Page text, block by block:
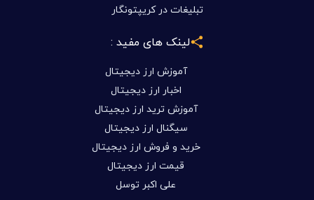
تبلیغات در کریپتونگار
لینک های مفید :
آموزش ارز دیجیتال
اخبار ارز دیجیتال
آموزش ترید ارز دیجیتال
سیگنال ارز دیجیتال
خرید و فروش ارز دیجیتال
قیمت ارز دیجیتال
علی اکبر توسل